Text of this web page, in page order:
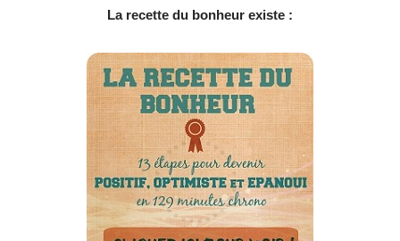
La recette du bonheur existe :